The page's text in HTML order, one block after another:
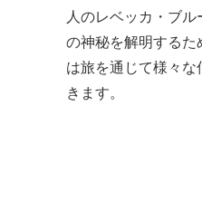
人のレベッカ・ブ
の神秘を解明するた
は旅を通じて様々
きます。